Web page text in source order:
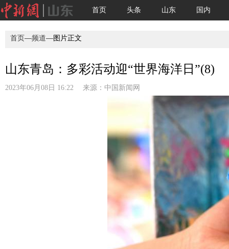
首页 头条 山东 国内
首页—频道—图片正文
山东青岛：多彩活动迎“世界海洋日”(8)
2023年06月08日 16:22 来源： 中国新闻网